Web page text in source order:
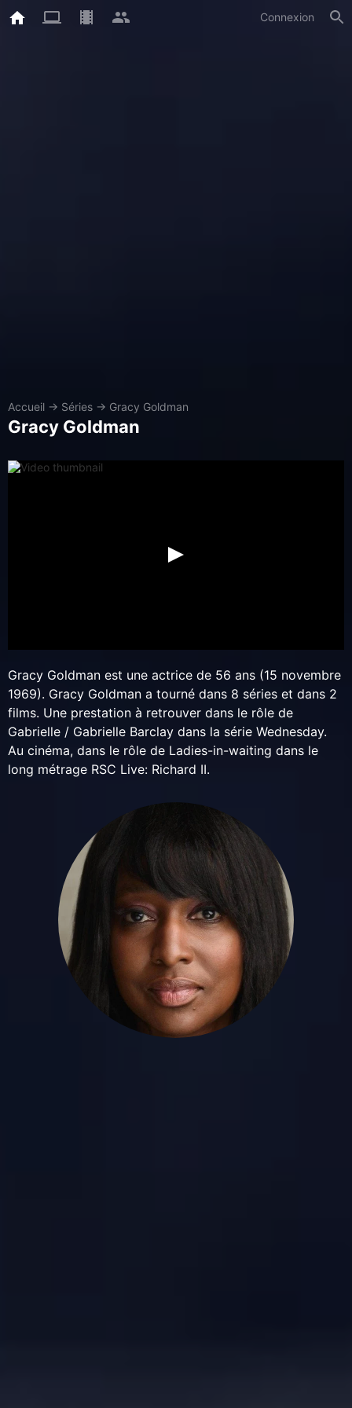
Connexion
Accueil → Séries → Gracy Goldman
Gracy Goldman
Gracy Goldman est une actrice de 56 ans (15 novembre
1969). Gracy Goldman a tourné dans 8 séries et dans 2
films. Une prestation à retrouver dans le rôle de
Gabrielle / Gabrielle Barclay dans la série Wednesday.
Au cinéma, dans le rôle de Ladies-in-waiting dans le
long métrage RSC Live: Richard II.